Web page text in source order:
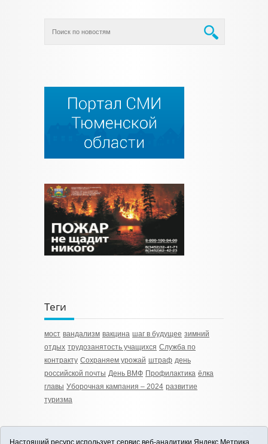
Теги
мост вандализм вакцина шаг в будущее зимний
отдых трудозанятость учащихся Служба по
контракту Сохраняем урожай штраф день
российской почты День ВМФ Профилактика ёлка
главы Уборочная кампания – 2024 развитие
туризма
Настоящий ресурс использует сервис веб-аналитики Яндекс.Метрика,